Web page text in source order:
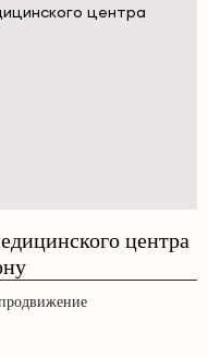
центра